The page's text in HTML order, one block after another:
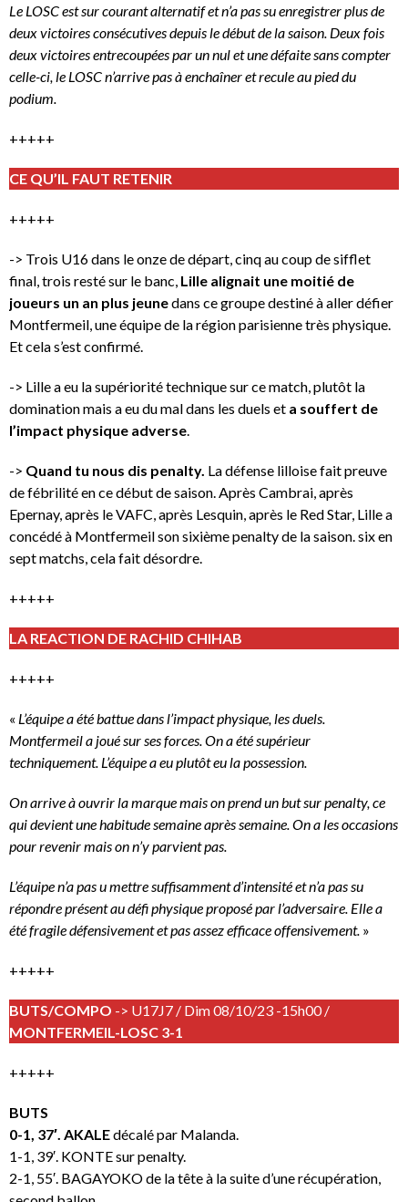
Le LOSC est sur courant alternatif et n’a pas su enregistrer plus de
deux victoires consécutives depuis le début de la saison. Deux fois
deux victoires entrecoupées par un nul et une défaite sans compter
celle-ci, le LOSC n’arrive pas à enchaîner et recule au pied du
podium.
+++++
CE QU’IL FAUT RETENIR
+++++
-> Trois U16 dans le onze de départ, cinq au coup de sifflet
final, trois resté sur le banc, Lille alignait une moitié de
joueurs un an plus jeunedans ce groupe destiné à aller défier
Montfermeil, une équipe de la région parisienne très physique.
Et cela s’est confirmé.
-> Lille a eu la supériorité technique sur ce match, plutôt la
domination mais a eu du mal dans les duels et a souffert de
l’impact physique adverse.
-> Quand tu nous dis penalty. La défense lilloise fait preuve
de fébrilité en ce début de saison. Après Cambrai, après
Epernay, après le VAFC, après Lesquin, après le Red Star, Lille a
concédé à Montfermeil son sixième penalty de la saison. six en
sept matchs, cela fait désordre.
+++++
LA REACTION DE RACHID CHIHAB
+++++
« L’équipe a été battue dans l’impact physique, les duels.
Montfermeil a joué sur ses forces. On a été supérieur
techniquement. L’équipe a eu plutôt eu la possession.
On arrive à ouvrir la marque mais on prend un but sur penalty, ce
qui devient une habitude semaine après semaine. On a les occasions
pour revenir mais on n’y parvient pas.
L’équipe n’a pas u mettre suffisamment d’intensité et n’a pas su
répondre présent au défi physique proposé par l’adversaire. Elle a
été fragile défensivement et pas assez efficace offensivement. »
+++++
BUTS/COMPO -> U17J7 / Dim 08/10/23 -15h00 /
MONTFERMEIL-LOSC 3-1
+++++
BUTS
0-1, 37′. AKALEdécalé par Malanda.
1-1, 39′. KONTE sur penalty.
2-1, 55′. BAGAYOKO de la tête à la suite d’une récupération,